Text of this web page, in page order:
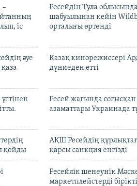
–
іс
Ресейдің Тула
шабуылынан кейін
орталығы өртенді
әуе
Қазақ кинорежиссері
дүниеден өтті
Ресей жағында соғысқан
азаматтары Украинада
қойды
АҚШ Ресейдің
қарсы санкция енгізді
Ресейлік шенеунік
маркетплейстерді